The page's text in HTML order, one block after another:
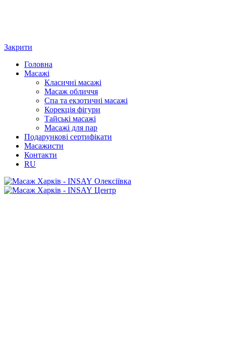
Закрити
Головна
Масажі
Класичні масажі
Масаж обличчя
Спа та екзотичні масажі
Корекція фігури
Тайські масажі
Масажі для пар
Подарункові сертифікати
Масажисти
Контакти
RU
Олексіївка
Центр